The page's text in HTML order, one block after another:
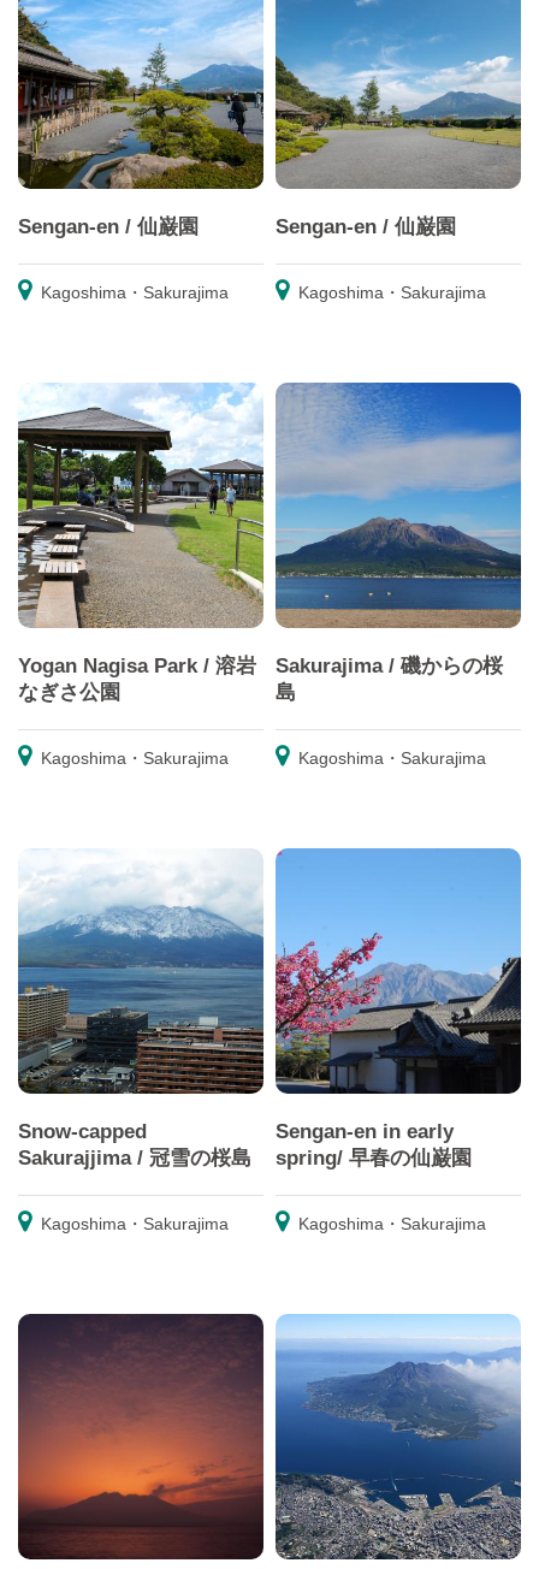
Sengan-en / 仙巌園
Kagoshima・Sakurajima
Sengan-en / 仙巌園
Kagoshima・Sakurajima
Yogan Nagisa Park / 溶岩
なぎさ公園
Kagoshima・Sakurajima
Sakurajima / 磯からの桜
島
Kagoshima・Sakurajima
Snow-capped
Sakurajjima / 冠雪の桜島
Kagoshima・Sakurajima
Sengan-en in early
spring/ 早春の仙巌園
Kagoshima・Sakurajima